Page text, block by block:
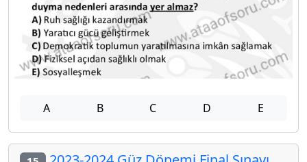
A B C D E